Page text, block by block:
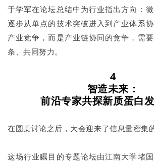
于学军在论坛总结中为行业指出方向：
逐步从单点的技术突破进入到产业体系
产业竞争，而是产业链协同的竞争，需
条、共同努力。
4
智造未来：
前沿专家共探新质蛋白
在圆桌讨论之后，大会迎来了信息量密集
这场行业瞩目的专题论坛由江南大学堵